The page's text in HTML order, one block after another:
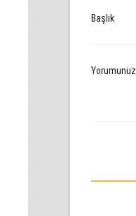
Başlık
Yorumunuz